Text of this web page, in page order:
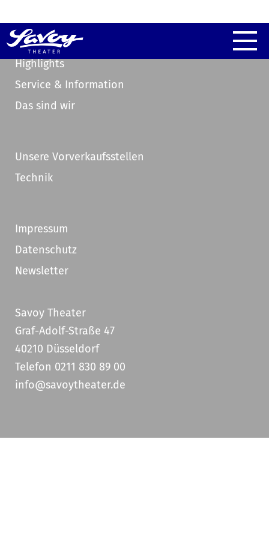
Highlights
Service & Information
Das sind wir
Unsere Vorverkaufsstellen
Technik
Impressum
Datenschutz
Newsletter
Savoy Theater
Graf-Adolf-Straße 47
40210 Düsseldorf
Telefon 0211 830 89 00
info@savoytheater.de